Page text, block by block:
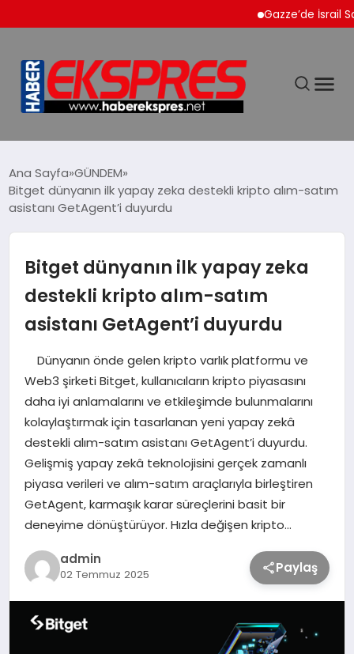
Gazze’de İsrail
EKONOMİ
SİYASET
SPOR
TEKNOLOJİ
SAĞLIK
MAGAZİN
Ana Sayfa GÜNDEM
Bitget dünyanın ilk yapay zeka destekli kripto alım-satım
asistanı GetAgent’i duyurdu
Bitget dünyanın ilk yapay zeka
destekli kripto alım-satım
asistanı GetAgent’i duyurdu
Dünyanın önde gelen kripto varlık platformu ve
Web3 şirketi Bitget, kullanıcıların kripto piyasasını
daha iyi anlamalarını ve etkileşimde bulunmalarını
kolaylaştırmak için tasarlanan yeni yapay zekâ
destekli alım-satım asistanı GetAgent’i duyurdu.
Gelişmiş yapay zekâ teknolojisini gerçek zamanlı
piyasa verileri ve alım-satım araçlarıyla birleştiren
GetAgent, karmaşık karar süreçlerini basit bir
deneyime dönüştürüyor. Hızla değişen kripto…
admin
02 Temmuz 2025 Paylaş